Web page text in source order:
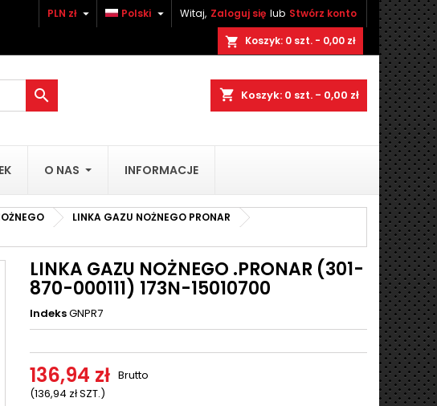
×
Utwórz nową listę
×
((createText))
×
życzeń.
Witaj, Zaloguj się lub Stwórz konto
Polski 
PLN zł 
shopping_cart Koszyk: 0 szt. - 0,00 zł
shopping_cart Koszyk: 0 szt. - 0,00 zł

O NAS INFORMACJE
LINKA GAZU NOŻNEGO PRONAR
LINKA GAZU NOŻNEGO .PRONAR (301-
870-000111) 173N-15010700
IndeksGNPR7
136,94 zł
(136,94 zł SZT.)
Brutto